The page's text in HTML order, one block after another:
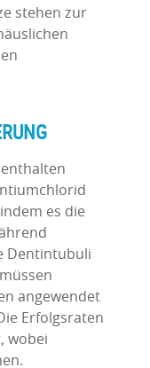
stehen zur
es die
Dentintubuli
angewendet
Erfolgsraten
wobei